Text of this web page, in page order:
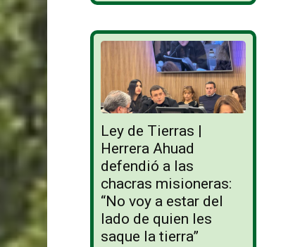
Ley de Tierras |
Herrera Ahuad
defendió a las
chacras misioneras:
“No voy a estar del
lado de quien les
saque la tierra”